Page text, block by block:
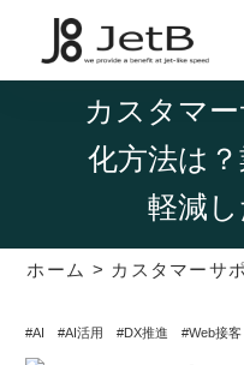
カスタマ
化方法は
軽減
ホーム > カスタマーサ
#AI #AI活用 #DX推進 #Web接客